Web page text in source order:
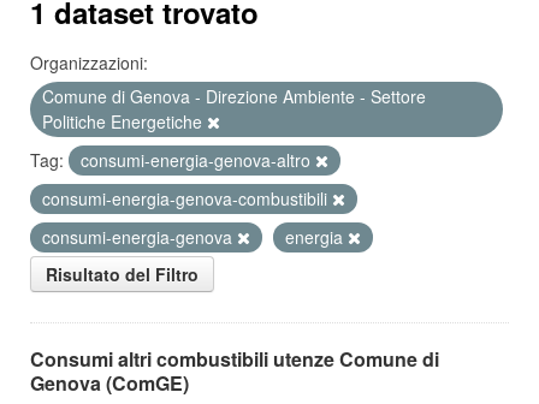
1 dataset trovato
Organizzazioni:
Comune di Genova - Direzione Ambiente - Settore
Politiche Energetiche
Tag:
consumi-energia-genova-altro
consumi-energia-genova-combustibili
consumi-energia-genova
energia
Risultato del Filtro
Consumi altri combustibili utenze Comune di
Genova (ComGE)